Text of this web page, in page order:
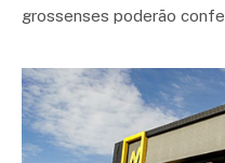
grossenses poderão